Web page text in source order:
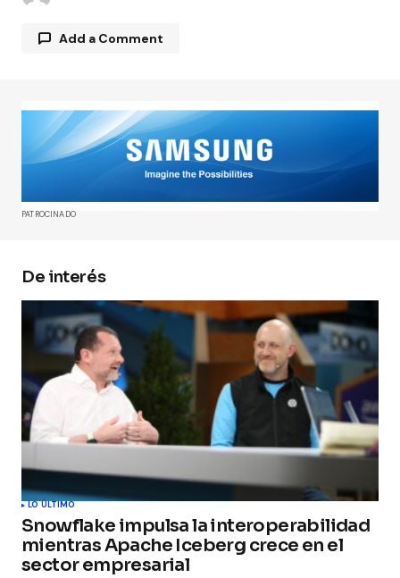
Add a Comment
Tu dirección de correo electrónico no será
publicada.Los campos obligatorios están
marcados con*
Comment*
Your Name *
Your E-mail
Guarda mi nombre, correo electrónico y web en
este navegador para la próxima vez que
comente.
Submit Comment
PATROCINADO
De interés
LO ÚLTIMO
Snowflake impulsa la interoperabilidad
mientras Apache Iceberg crece en el
sector empresarial